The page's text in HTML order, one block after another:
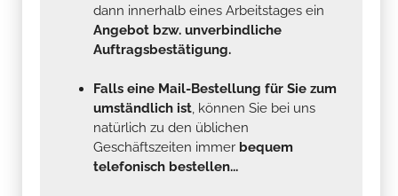
dann innerhalb eines Arbeitstages ein
Angebot bzw. unverbindliche
Auftragsbestätigung.
Falls eine Mail-Bestellung für Sie zum
umständlich ist, können Sie bei uns
natürlich zu den üblichen
Geschäftszeiten immer bequem
telefonisch bestellen...